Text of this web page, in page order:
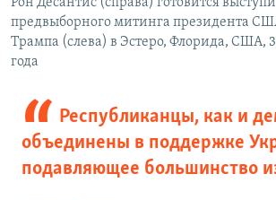
Рон Десантис (справа) готовится
предвыборного митинга президента
Трампа (слева) в Эстеро, Флорида, США,
года
Республиканцы, как и
объединены в поддержке
подавляющее большинство